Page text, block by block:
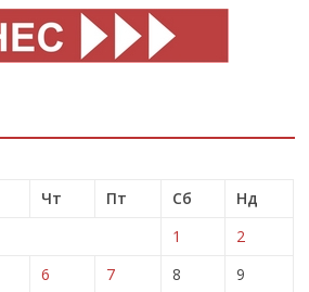
Чт Пт Сб
Нд
1
2
6 7 8
9